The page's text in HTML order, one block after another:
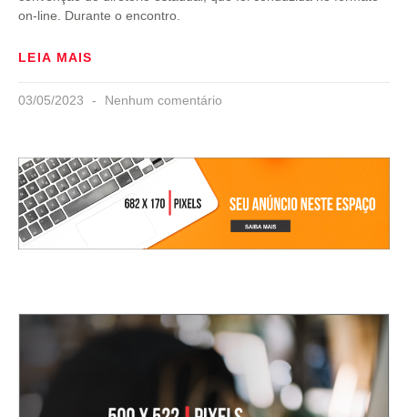
on-line. Durante o encontro.
LEIA MAIS
03/05/2023 Nenhum comentário